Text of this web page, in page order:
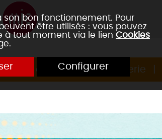
son bon fonctionnement. Pour
être utilisés : vous pouvez
à tout moment via le lien Cookies
Configurer
de la salle Billetterie